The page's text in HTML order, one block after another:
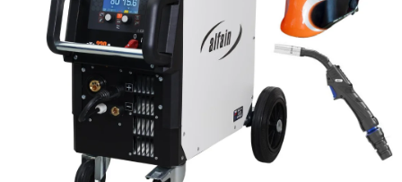
hvězdiček.